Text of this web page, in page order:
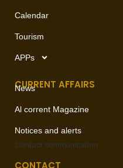
Calendar
Tourism
APPs
CURRENT AFFAIRS
News
Al corrent Magazine
Notices and alerts
Contact communication